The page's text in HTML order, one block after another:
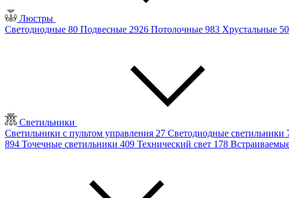
Люстры
Светодиодные 80 Подвесные 2926 Потолочные 983 Хрустальные
Светильники
Светильники с пультом управления 27 Светодиодные светильники
894 Точечные светильники 409 Технический свет 178